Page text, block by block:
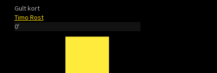
Gult kort
Timo Rost
0'